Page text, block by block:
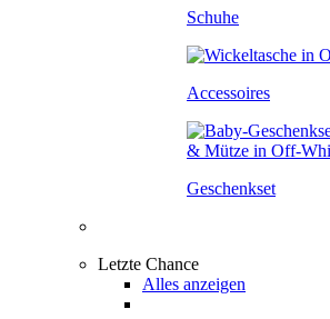
Schuhe
Accessoires
Geschenkset
Letzte Chance
Alles anzeigen